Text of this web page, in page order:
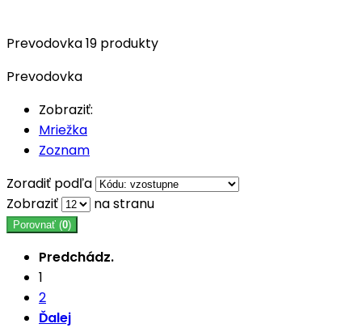
Prevodovka19 produkty
Prevodovka
Zobraziť:
Mriežka
Zoznam
Zoradiť podľa
Zobraziť
na stranu
Porovnať (0)
Predchádz.
1
2
Ďalej